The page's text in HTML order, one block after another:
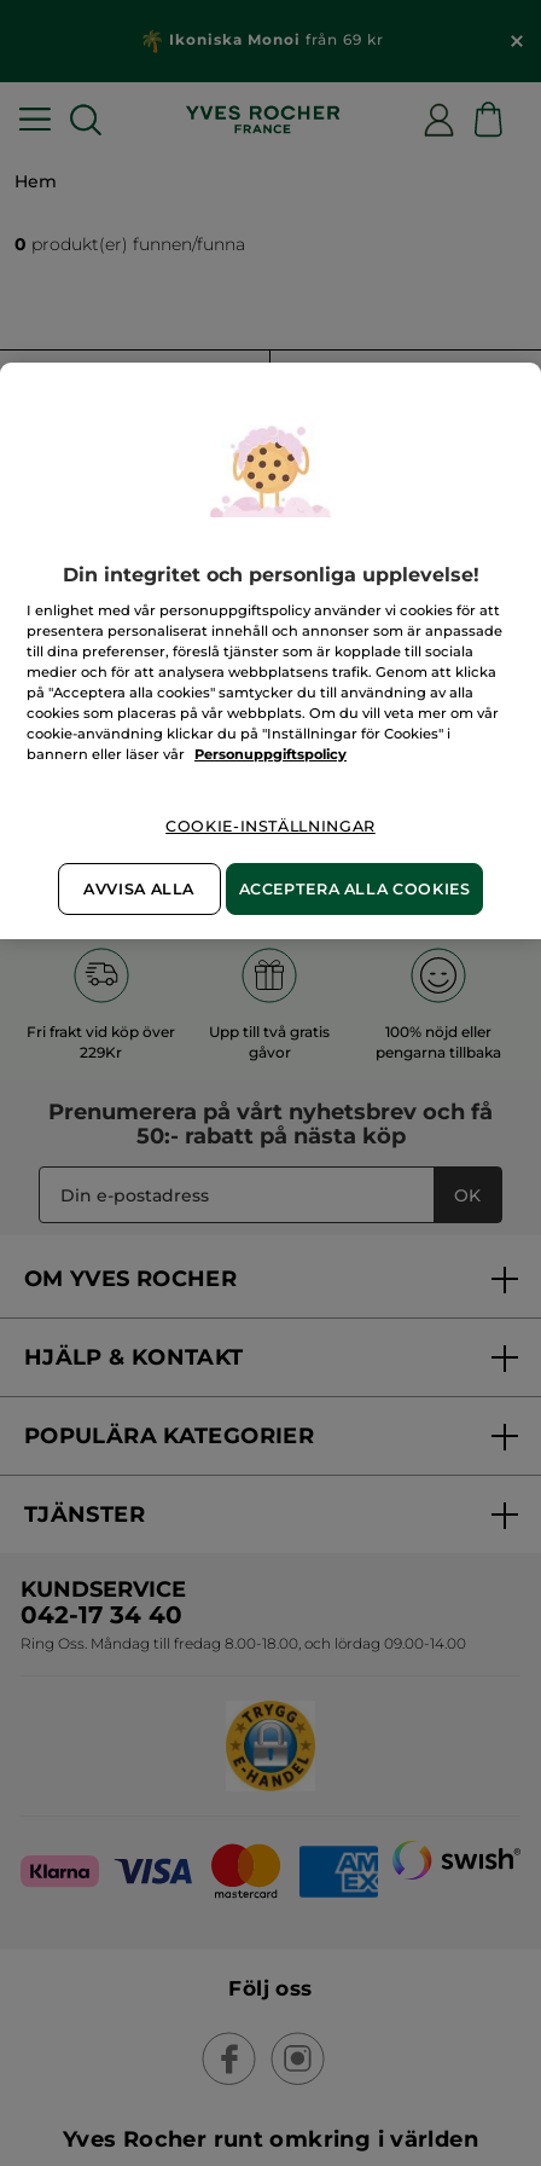
Ikoniska Monoi från 69 kr
Hem
0 produkt(er) funnen/funna
100%vegetabiliska
ingredienser
60 hektar
ekologiska odlingar
Fri frakt vid köp över
229Kr
Upp till två gratis
gåvor
100% nöjd eller
pengarna tillbaka
Prenumerera på vårt nyhetsbrev och få
50:- rabatt på nästa köp
OK
OM YVES ROCHER
Vårt engagemang
Skönhetstips
HJÄLP & KONTAKT
Kontakta oss
Online prislista
POPULÄRA KATEGORIER
Erbjudanden
Travelsize
Sets
TJÄNSTER
Onlineprislista för postorder
KUNDSERVICE
042-17 34 40
Ring Oss. Måndag till fredag 8.00-18.00, och lördag 09.00-14.00
Följ oss
Yves Rocher runt omkring i världen
Din integritet och personliga upplevelse!
I enlighet med vår personuppgiftspolicy använder vi cookies för att
presentera personaliserat innehåll och annonser som är anpassade
till dina preferenser, föreslå tjänster som är kopplade till sociala
medier och för att analysera webbplatsens trafik. Genom att klicka
på "Acceptera alla cookies" samtycker du till användning av alla
cookies som placeras på vår webbplats. Om du vill veta mer om vår
cookie-användning klickar du på "Inställningar för Cookies" i
bannern eller läser vår
Personuppgiftspolicy
COOKIE-INSTÄLLNINGAR
AVVISA ALLA ACCEPTERA ALLA COOKIES